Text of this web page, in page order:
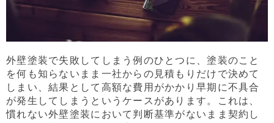
外壁塗装で失敗してしまう例のひとつに、塗装のこと
を何も知らないまま一社からの見積もりだけで決めて
しまい、結果として高額な費用がかかり早期に不具合
が発生してしまうというケースがあります。これは、
慣れない外壁塗装において判断基準がないまま契約し